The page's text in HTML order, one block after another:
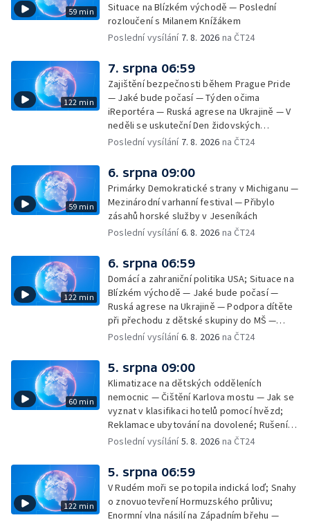
59 min
Situace na Blízkém východě — Poslední
rozloučení s Milanem Knížákem
Poslední vysílání 7. 8. 2026 na ČT24
122 min
7. srpna 06:59
Zajištění bezpečnosti během Prague Pride
— Jaké bude počasí — Týden očima
iReportéra — Ruská agrese na Ukrajině — V
neděli se uskuteční Den židovských
památek — Vila Tugendhat slaví 25 let na
atletice 2026 — Výzkum: epidemie digitálních
závislostí je mýtus — Demolice vyhořelé
výškové budovy ve Zlíně
Poslední vysílání 7. 8. 2026 na ČT24
59 min
6. srpna 09:00
Primárky Demokratické strany v Michiganu —
Mezinárodní varhanní festival — Přibylo
zásahů horské služby v Jeseníkách
Poslední vysílání6. 8. 2026 na ČT24
122 min
6. srpna 06:59
Domácí a zahraniční politika USA; Situace na
Blízkém východě — Jaké bude počasí —
Ruská agrese na Ukrajině — Podpora dítěte
při přechodu z dětské skupiny do MŠ —
Filmové premiéry týdne — Dvě deci tuše v
rakovinu prsu
Poslední vysílání6. 8. 2026 na ČT24
60 min
5. srpna 09:00
Klimatizace na dětských odděleních
nemocnic — Čištění Karlova mostu — Jak se
vyznat v klasifikaci hotelů pomocí hvězd;
Reklamace ubytování na dovolené; Rušení
dovolené kvůli přírodním živlům; Práva
na dovolené v zahraničí; Platby a výběry na
dovolené v zahraničí — Těžba léčivé rašeliny
u Malé Morávky
Poslední vysílání5. 8. 2026 na ČT24
122 min
5. srpna 06:59
V Rudém moři se potopila indická loď; Snahy
o znovuotevření Hormuzského průlivu;
Enormní vlna násilí na Západním břehu —